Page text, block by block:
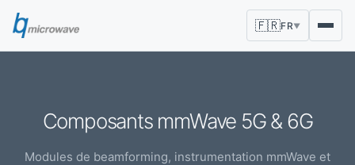
🇫🇷FR▼
Composants mmWave 5G & 6G
Modules de beamforming, instrumentation mmWave et